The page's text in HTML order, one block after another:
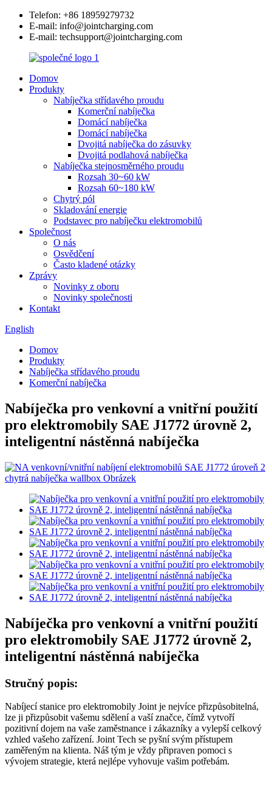
Telefon: +86 18959279732
E-mail: info@jointcharging.com
E-mail: techsupport@jointcharging.com
Domov
Produkty
Nabíječka střídavého proudu
Komerční nabíječka
Domácí nabíječka
Domácí nabíječka
Dvojitá nabíječka do zásuvky
Dvojitá podlahová nabíječka
Nabíječka stejnosměrného proudu
Rozsah 30~60 kW
Rozsah 60~180 kW
Chytrý pól
Skladování energie
Podstavec pro nabíječku elektromobilů
Společnost
O nás
Osvědčení
Často kladené otázky
Zprávy
Novinky z oboru
Novinky společnosti
Kontakt
English
Domov
Produkty
Nabíječka střídavého proudu
Komerční nabíječka
Nabíječka pro venkovní a vnitřní použití
pro elektromobily SAE J1772 úrovně 2,
inteligentní nástěnná nabíječka
Nabíječka pro venkovní a vnitřní použití
pro elektromobily SAE J1772 úrovně 2,
inteligentní nástěnná nabíječka
Stručný popis:
Nabíjecí stanice pro elektromobily Joint je nejvíce přizpůsobitelná,
lze ji přizpůsobit vašemu sdělení a vaší značce, čímž vytvoří
pozitivní dojem na vaše zaměstnance i zákazníky a vylepší celkový
vzhled vašeho zařízení. Joint Tech se pyšní svým přístupem
zaměřeným na klienta. Náš tým je vždy připraven pomoci s
vývojem strategie, která nejlépe vyhovuje vašim potřebám.